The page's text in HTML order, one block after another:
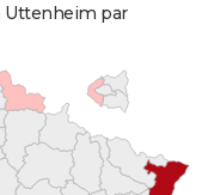
Uttenheim par